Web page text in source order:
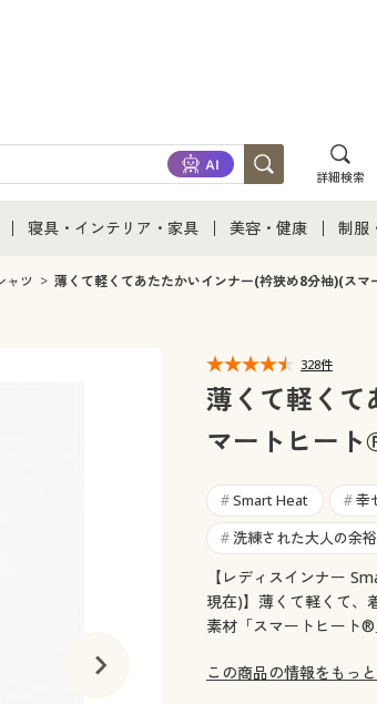
詳細検索
べて
寝具・インテリア・家具
寝具・インテリア・家具通販すべて
カーテン・ラグ・ファブリック
美容・健康
美容・健康通販すべ
制服
制服
ジュ
ャツ 薄くて軽くてあたたかいインナー(衿狭め8分袖)(ス
328件
薄くて軽く
マートヒー
# Smart Heat # 幸
# 洗練された大人の余裕
【レディスインナー
現在)】薄くて軽くて、
素材「スマートヒート
この商品の情報をもっ